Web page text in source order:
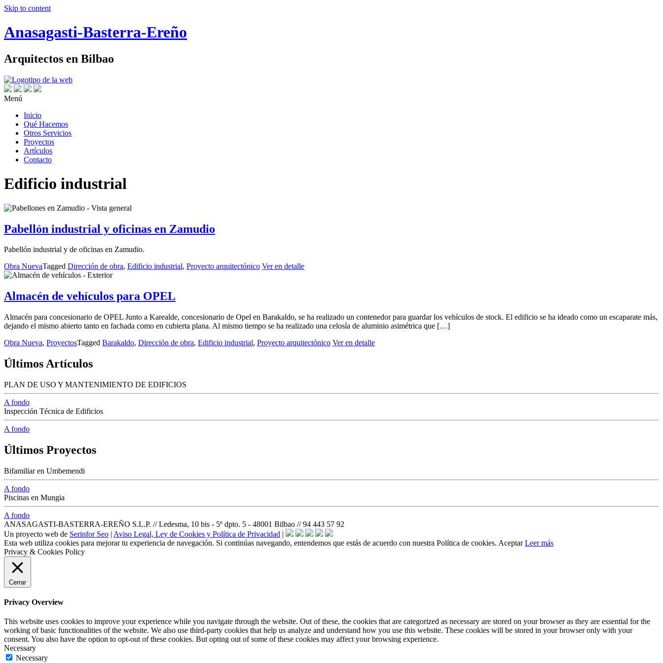
Skip to content
Anasagasti-Basterra-Ereño
Arquitectos en Bilbao
Menú
Inicio
Qué Hacemos
Otros Servicios
Proyectos
Artículos
Contacto
Edificio industrial
Pabellón industrial y oficinas en Zamudio
Pabellón industrial y de oficinas en Zamudio.
Obra NuevaTagged Dirección de obra, Edificio industrial, Proyecto arquitectónico Ver en detalle
Almacén de vehículos para OPEL
Almacén para concesionario de OPEL Junto a Karealde, concesionario de Opel en Barakaldo, se ha realizado un contenedor para guardar los vehículos de stock. El edificio se ha ideado como un escaparate más,
dejando el mismo abierto tanto en fachada como en cubierta plana. Al mismo tiempo se ha realizado una celosía de aluminio asimétrica que […]
Obra Nueva, ProyectosTagged Barakaldo, Dirección de obra, Edificio industrial, Proyecto arquitectónico Ver en detalle
Últimos Artículos
PLAN DE USO Y MANTENIMIENTO DE EDIFICIOS
A fondo
Inspección Técnica de Edificios
A fondo
Últimos Proyectos
Bifamiliar en Umbemendi
A fondo
Piscinas en Mungia
A fondo
ANASAGASTI-BASTERRA-EREÑO S.L.P. // Ledesma, 10 bis - 5º dpto. 5 - 48001 Bilbao // 94 443 57 92
Un proyecto web de Serinfor Seo | Aviso Legal, Ley de Cookies y Política de Privacidad |
Esta web utiliza cookies para mejorar tu experiencia de navegación. Si continúas navegando, entendemos que estás de acuerdo con nuestra Política de cookies. Aceptar Leer más
Privacy & Cookies Policy
Cerrar
Privacy Overview
This website uses cookies to improve your experience while you navigate through the website. Out of these, the cookies that are categorized as necessary are stored on your browser as they are essential for the
working of basic functionalities of the website. We also use third-party cookies that help us analyze and understand how you use this website. These cookies will be stored in your browser only with your
consent. You also have the option to opt-out of these cookies. But opting out of some of these cookies may affect your browsing experience.
Necessary
Necessary